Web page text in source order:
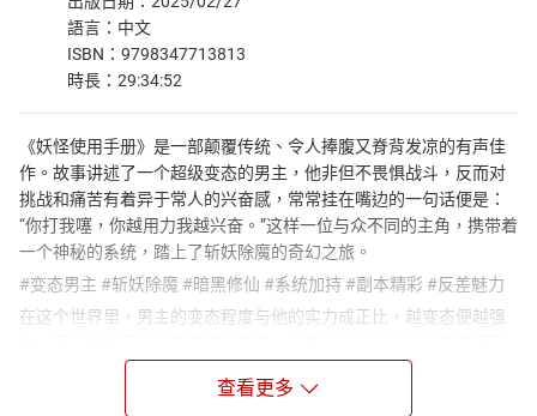
語言：中文
ISBN：9798347713813
時長：29:34:52
《妖怪使用手册》是一部颠覆传统、令人捧腹又脊背发凉的有声佳
作。故事讲述了一个超级变态的男主，他非但不畏惧战斗，反而对
挑战和痛苦有着异于常人的兴奋感，常常挂在嘴边的一句话便是：
“你打我噻，你越用力我越兴奋。”这样一位与众不同的主角，携带着
一个神秘的系统，踏上了斩妖除魔的奇幻之旅。
#变态男主 #斩妖除魔 #暗黑修仙 #系统加持 #副本精彩 #反差魅力
在这个世界里，男主的变态程度与他的实力成正比，越变态便越强
新奇与刺激。每一个副本都设计得精妙绝伦，让人在听的过程中大
呼过瘾，仿佛亲身经历了那些惊心动魄的战斗。
查看更多